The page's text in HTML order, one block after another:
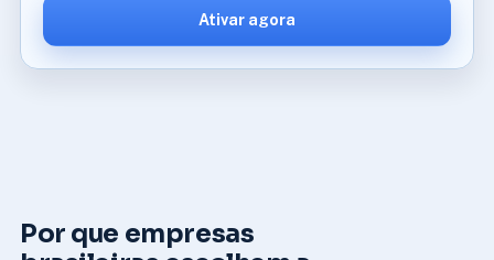
Ativar agora
Por que empresas